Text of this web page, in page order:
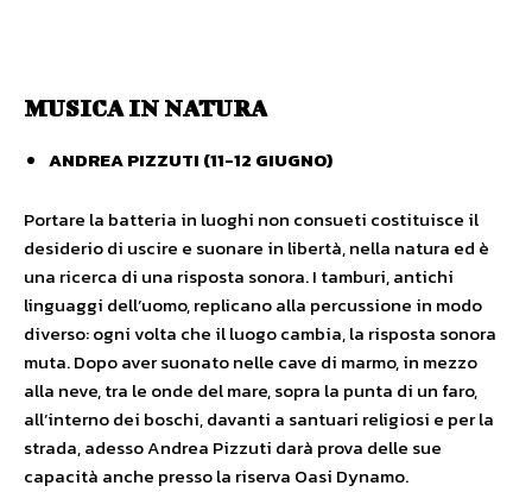
MUSICA IN NATURA
ANDREA PIZZUTI (11-12 GIUGNO)
Portare la batteria in luoghi non consueti costituisce il
desiderio di uscire e suonare in libertà, nella natura ed è
una ricerca di una risposta sonora. I tamburi, antichi
linguaggi dell’uomo, replicano alla percussione in modo
diverso: ogni volta che il luogo cambia, la risposta sonora
muta. Dopo aver suonato nelle cave di marmo, in mezzo
alla neve, tra le onde del mare, sopra la punta di un faro,
all’interno dei boschi, davanti a santuari religiosi e per la
strada, adesso Andrea Pizzuti darà prova delle sue
capacità anche presso la riserva Oasi Dynamo.